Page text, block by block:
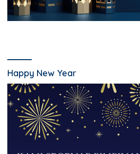
Happy New Year